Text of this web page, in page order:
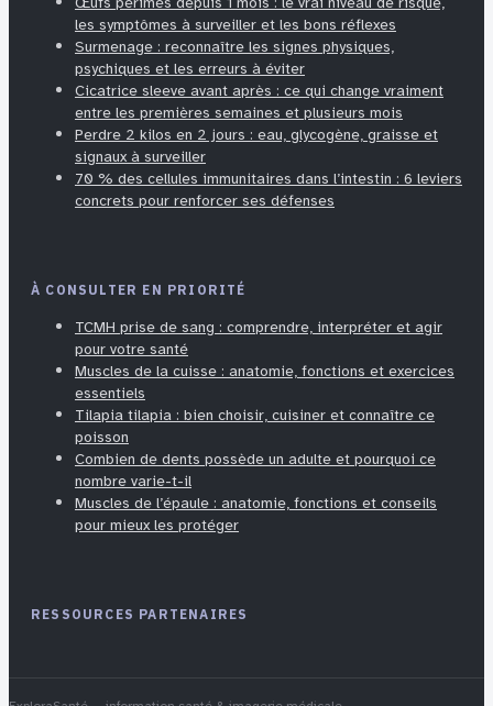
les symptômes à surveiller et les bons réflexes
Surmenage : reconnaître les signes physiques,
psychiques et les erreurs à éviter
Cicatrice sleeve avant après : ce qui change vraiment
entre les premières semaines et plusieurs mois
Perdre 2 kilos en 2 jours : eau, glycogène, graisse et
signaux à surveiller
70 % des cellules immunitaires dans l’intestin : 6 leviers
concrets pour renforcer ses défenses
À CONSULTER EN PRIORITÉ
TCMH prise de sang : comprendre, interpréter et agir
pour votre santé
Muscles de la cuisse : anatomie, fonctions et exercices
essentiels
Tilapia tilapia : bien choisir, cuisiner et connaître ce
poisson
Combien de dents possède un adulte et pourquoi ce
nombre varie-t-il
Muscles de l’épaule : anatomie, fonctions et conseils
pour mieux les protéger
RESSOURCES PARTENAIRES